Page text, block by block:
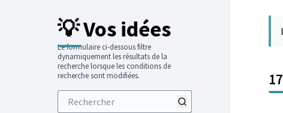
💡 Vos idées
Le formulaire ci-dessous filtre
dynamiquement les résultats de la
recherche lorsque les conditions de
recherche sont modifiées.